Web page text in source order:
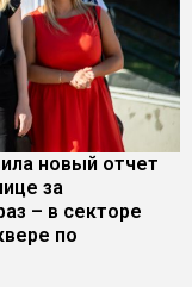
новый отчет
за
– в секторе
по